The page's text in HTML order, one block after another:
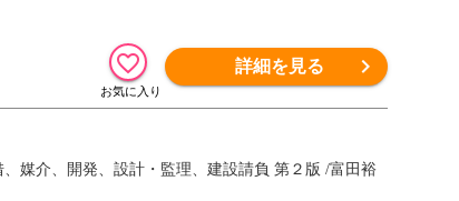
詳細を見る
媒介、開発、設計・監理、建設請負 第２版 /富田裕